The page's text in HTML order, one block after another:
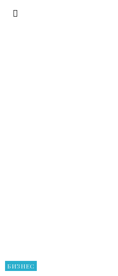
БИЗНЕС